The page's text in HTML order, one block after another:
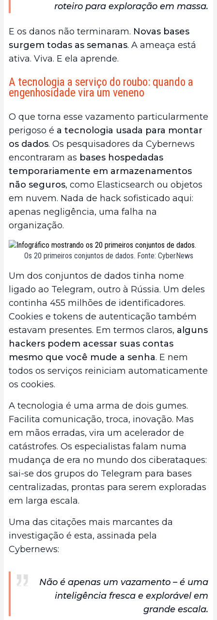
roteiro para exploração em massa.
E os danos não terminaram. Novas bases
surgem todas as semanas. A ameaça está
ativa. Viva. E ela aprende.
A tecnologia a serviço do roubo: quando a
engenhosidade vira um veneno
O que torna esse vazamento particularmente
perigoso é a tecnologia usada para montar
os dados. Os pesquisadores da Cybernews
encontraram as bases hospedadas
temporariamente em armazenamentos
não seguros, como Elasticsearch ou objetos
em nuvem. Nada de hack sofisticado aqui:
apenas negligência, uma falha na
organização.
Os 20 primeiros conjuntos de dados. Fonte: CyberNews
Um dos conjuntos de dados tinha nome
ligado ao Telegram, outro à Rússia. Um deles
continha 455 milhões de identificadores.
Cookies e tokens de autenticação também
estavam presentes. Em termos claros, alguns
hackers podem acessar suas contas
mesmo que você mude a senha. E nem
todos os serviços reiniciam automaticamente
os cookies.
A tecnologia é uma arma de dois gumes.
Facilita comunicação, troca, inovação. Mas
em mãos erradas, vira um acelerador de
catástrofes. Os especialistas falam numa
mudança de era no mundo dos ciberataques:
sai-se dos grupos do Telegram para bases
centralizadas, prontas para serem exploradas
em larga escala.
Uma das citações mais marcantes da
investigação é esta, assinada pela
Cybernews:
Não é apenas um vazamento – é uma
inteligência fresca e explorável em
grande escala.